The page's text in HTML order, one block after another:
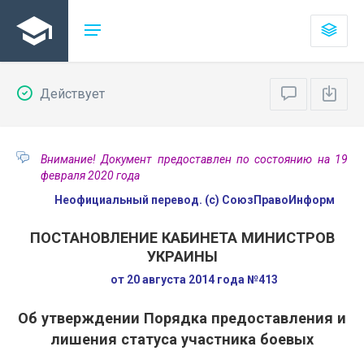
Действует
Внимание! Документ предоставлен по состоянию на 19
февраля 2020 года
Неофициальный перевод. (с) СоюзПравоИнформ
ПОСТАНОВЛЕНИЕ КАБИНЕТА МИНИСТРОВ
УКРАИНЫ
от 20 августа 2014 года №413
Об утверждении Порядка предоставления и
лишения статуса участника боевых